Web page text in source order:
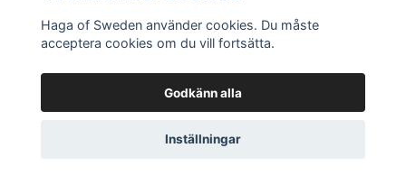
© 2026 Haga of Sweden
Haga of Sweden använder cookies. Du måste
acceptera cookies om du vill fortsätta.
Godkänn alla
Inställningar